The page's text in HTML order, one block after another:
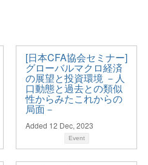
[日本CFA協会セミナー]
グローバルマクロ経済
の展望と投資環境 －人
口動態と過去との類似
性からみたこれからの
局面－
Added 12 Dec, 2023
Event